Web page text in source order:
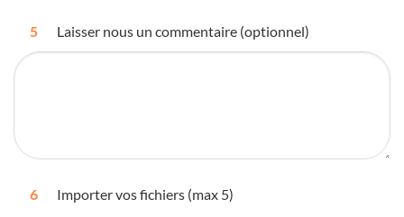
5 Laisser nous un commentaire (optionnel)
6 Importer vos fichiers (max 5)